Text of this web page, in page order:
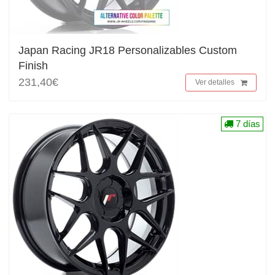
Japan Racing JR18 Personalizables Custom
Finish
231,40€
Ver detalles
7 días